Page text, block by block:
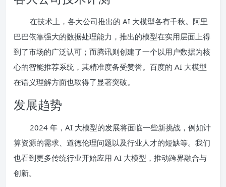
在技术上，各大公司推出的 AI 大模型各有千秋。阿里
巴巴依靠强大的数据处理能力，推出的模型在实用层面上得
到了市场的广泛认可；而腾讯则创建了一个以用户数据为核
心的智能推荐系统，其精准度备受赞誉。百度的 AI 大模型
在语义理解方面也取得了显著突破。
发展趋势
2024 年，AI 大模型的发展将面临一些新挑战，例如计
算资源的需求、道德伦理问题以及行业人才的短缺等。我们
也看到更多传统行业开始应用 AI 大模型，推动跨界融合与
创新。